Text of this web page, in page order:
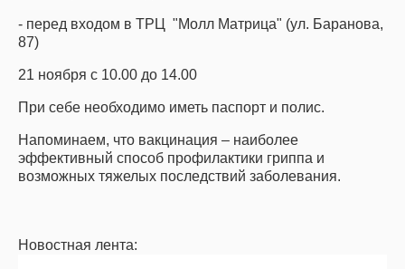
- перед входом в ТРЦ "Молл Матрица" (ул. Баранова,
87)
21 ноября с 10.00 до 14.00
При себе необходимо иметь паспорт и полис.
Напоминаем, что вакцинация – наиболее
эффективный способ профилактики гриппа и
возможных тяжелых последствий заболевания.
Новостная лента: